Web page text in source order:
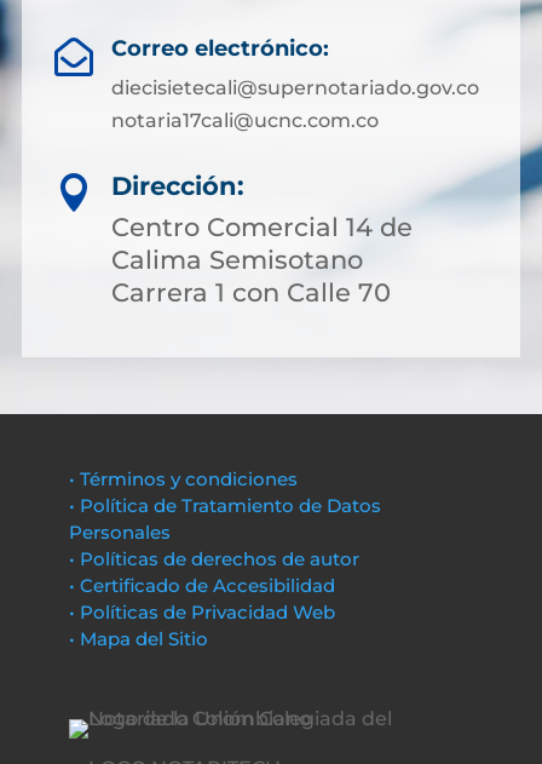
 Correo electrónico:
diecisietecali@supernotariado.gov.co
notaria17cali@ucnc.com.co

Dirección:
Centro Comercial 14 de
Calima Semisotano
Carrera 1 con Calle 70
• Términos y condiciones
• Política de Tratamiento de Datos
Personales
• Políticas de derechos de autor
• Certificado de Accesibilidad
• Políticas de Privacidad Web
• Mapa del Sitio